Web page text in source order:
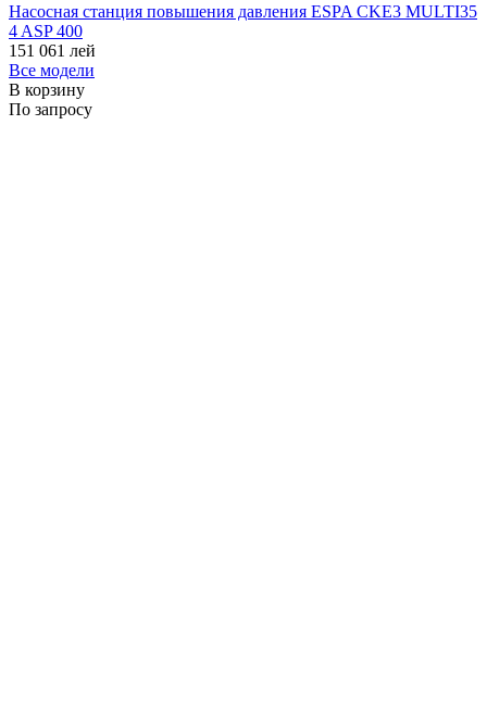
Насосная станция повышения давления ESPA CKE3 MULTI35
4 ASP 400
151 061 лей
Все модели
В корзину
По запросу